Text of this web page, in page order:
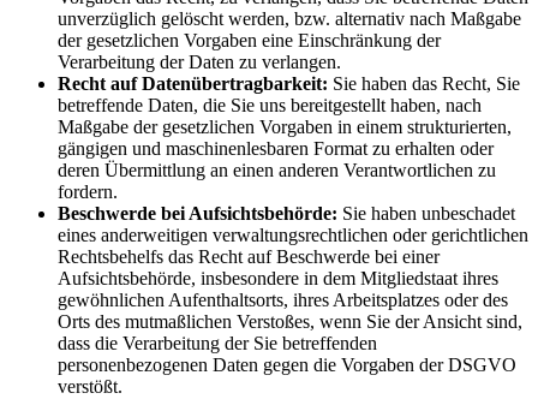
unverzüglich gelöscht werden, bzw. alternativ nach Maßgabe
der gesetzlichen Vorgaben eine Einschränkung der
Verarbeitung der Daten zu verlangen.
Recht auf Datenübertragbarkeit: Sie haben das Recht, Sie
betreffende Daten, die Sie uns bereitgestellt haben, nach
Maßgabe der gesetzlichen Vorgaben in einem strukturierten,
gängigen und maschinenlesbaren Format zu erhalten oder
deren Übermittlung an einen anderen Verantwortlichen zu
fordern.
Beschwerde bei Aufsichtsbehörde: Sie haben unbeschadet
eines anderweitigen verwaltungsrechtlichen oder gerichtlichen
Rechtsbehelfs das Recht auf Beschwerde bei einer
Aufsichtsbehörde, insbesondere in dem Mitgliedstaat ihres
gewöhnlichen Aufenthaltsorts, ihres Arbeitsplatzes oder des
Orts des mutmaßlichen Verstoßes, wenn Sie der Ansicht sind,
dass die Verarbeitung der Sie betreffenden
personenbezogenen Daten gegen die Vorgaben der DSGVO
verstößt.